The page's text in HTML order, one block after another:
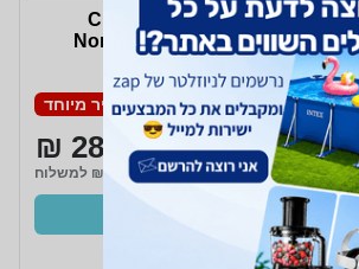
בושם לאישה Chloe
Nomade E.D.P 75 ml
מחיר מיוחד
284 ₪
₪15 למשלוח
קנו עכשיו
ב- Zap